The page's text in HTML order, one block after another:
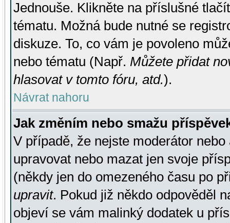
Jednouše. Klikněte na příslušné
tématu. Možná bude nutné se
diskuze. To, co vám je povoleno
nebo tématu (Např. Můžete přidat
hlasovat v tomto fóru, atd.).
Návrat nahoru
Jak změním nebo smažu
V případě, že nejste moderátor
upravovat nebo mazat jen svoje
(někdy jen do omezeného času po
upravit. Pokud již někdo odpověděl
objeví se vám malinký dodatek u